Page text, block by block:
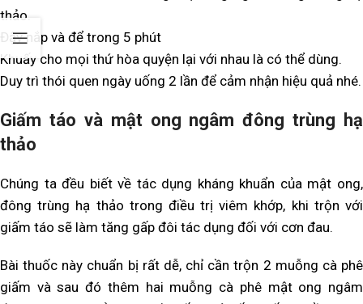
thảo.
Đậy nắp và để trong 5 phút
Khuấy cho mọi thứ hòa quyện lại với nhau là có thể dùng.
Duy trì thói quen ngày uống 2 lần để cảm nhận hiệu quả nhé.
Giấm táo và mật ong ngâm đông trùng hạ
thảo
Chúng ta đều biết về tác dụng kháng khuẩn của mật ong,
đông trùng hạ thảo trong điều trị viêm khớp, khi trộn với
giấm táo sẽ làm tăng gấp đôi tác dụng đối với cơn đau.
Bài thuốc này chuẩn bị rất dễ, chỉ cần trộn 2 muỗng cà phê
giấm và sau đó thêm hai muỗng cà phê mật ong ngâm